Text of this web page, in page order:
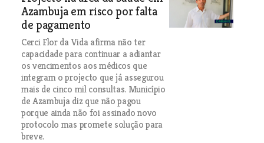
Azambuja em risco por falta
de pagamento
Cerci Flor da Vida afirma não ter
capacidade para continuar a adiantar
os vencimentos aos médicos que
integram o projecto que já assegurou
mais de cinco mil consultas. Município
de Azambuja diz que não pagou
porque ainda não foi assinado novo
protocolo mas promete solução para
breve.